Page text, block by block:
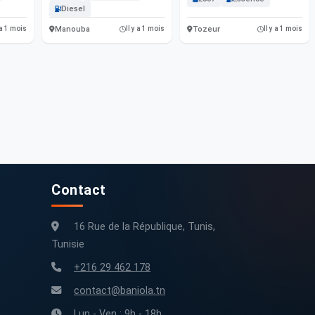
a 1 mois
Diesel
Manouba Il y a 1 mois Tozeur Il y a 1 mois
Contact
16 Rue de la République, Tunis,
Tunisie
+216 29 462 178
contact@baniola.tn